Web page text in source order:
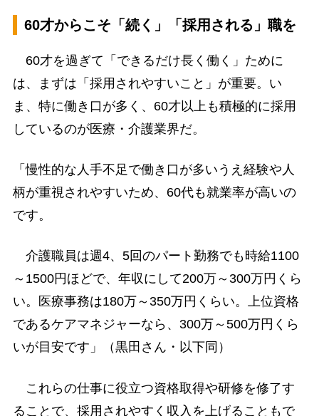
60才からこそ「続く」「採用される」職を
60才を過ぎて「できるだけ長く働く」ために
は、まずは「採用されやすいこと」が重要。い
ま、特に働き口が多く、60才以上も積極的に採用
しているのが医療・介護業界だ。
「慢性的な人手不足で働き口が多いうえ経験や人
柄が重視されやすいため、60代も就業率が高いの
です。
介護職員は週4、5回のパート勤務でも時給1100
～1500円ほどで、年収にして200万～300万円くら
い。医療事務は180万～350万円くらい。上位資格
であるケアマネジャーなら、300万～500万円くら
いが目安です」（黒田さん・以下同）
これらの仕事に役立つ資格取得や研修を修了す
ることで、採用されやすく収入を上げることもで